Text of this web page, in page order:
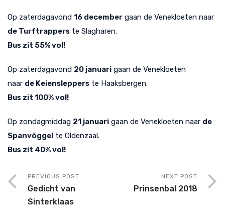
Op zaterdagavond 16 december gaan de Venekloeten naar
de Turftrappers te Slagharen.
Bus zit 55% vol!
Op zaterdagavond 20 januari gaan de Venekloeten
naar de Keiensleppers te Haaksbergen.
Bus zit 100% vol!
Op zondagmiddag 21 januari gaan de Venekloeten naar de
Spanvöggel te Oldenzaal.
Bus zit 40% vol!
PREVIOUS POST
Gedicht van
Sinterklaas
NEXT POST
Prinsenbal 2018